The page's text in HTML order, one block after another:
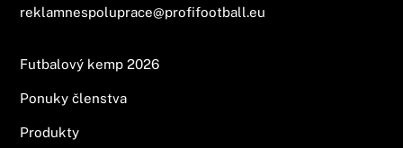
reklamnespoluprace@profifootball.eu
Futbalový kemp 2026
Ponuky členstva
Produkty